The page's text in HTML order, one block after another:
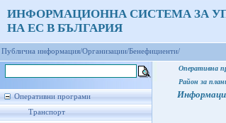
ИНФОРМАЦИОННА СИСТЕМА ЗА
НА ЕС В БЪЛГАРИЯ
Публична информация/Организации/Бенефициенти/
Оперативни програми
Транспорт
Оперативна
Район за